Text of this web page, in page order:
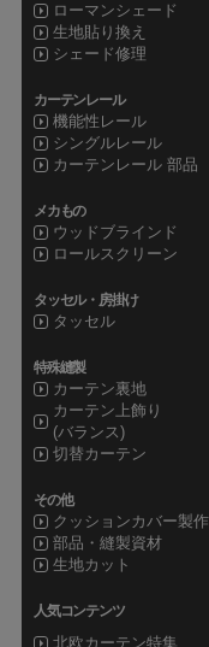
ローマンシェード
生地貼り換え
シェード修理
カーテンレール
機能性レール
シングルレール
カーテンレール 部品
メカもの
ウッドブラインド
ロールスクリーン
タッセル・房掛け
タッセル
特殊縫製
カーテン裏地
カーテン上飾り
(バランス)
切替カーテン
その他
クッションカバー製作
部品・縫製資材
生地カット
人気コンテンツ
北欧カーテン特集